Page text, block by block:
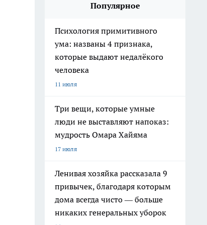
Популярное
Психология примитивного
ума: названы 4 признака,
которые выдают недалёкого
человека
11 июля
Три вещи, которые умные
люди не выставляют напоказ:
мудрость Омара Хайяма
17 июля
Ленивая хозяйка рассказала 9
привычек, благодаря которым
дома всегда чисто — больше
никаких генеральных уборок